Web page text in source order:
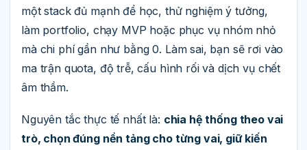
một stack đủ mạnh để học, thử nghiệm ý tưởng,
làm portfolio, chạy MVP hoặc phục vụ nhóm nhỏ
mà chi phí gần như bằng 0. Làm sai, bạn sẽ rơi vào
ma trận quota, độ trễ, cấu hình rối và dịch vụ chết
âm thầm.
Nguyên tắc thực tế nhất là: chia hệ thống theo vai
trò, chọn đúng nền tảng cho từng vai, giữ kiến